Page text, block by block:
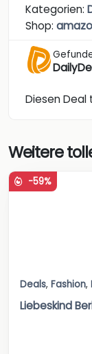
Kategorien:
Shop:
Diesen Deal
Weitere
-59%
Deals, Fashion,
Liebeskind